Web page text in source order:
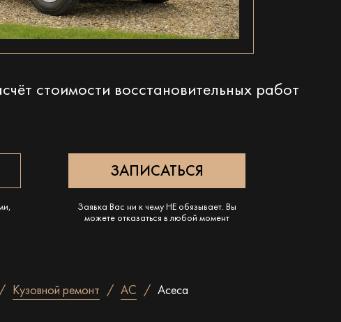
стоимости восстановительных работ
Заявка Вас ни к чему НЕ обязывает. Вы
можете отказаться в любой момент
Кузовной ремонт AC Aceca